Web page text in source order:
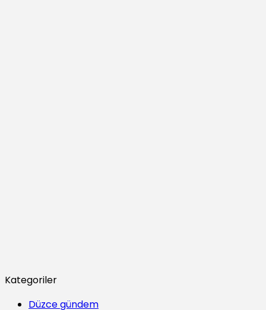
Kategoriler
Düzce gündem